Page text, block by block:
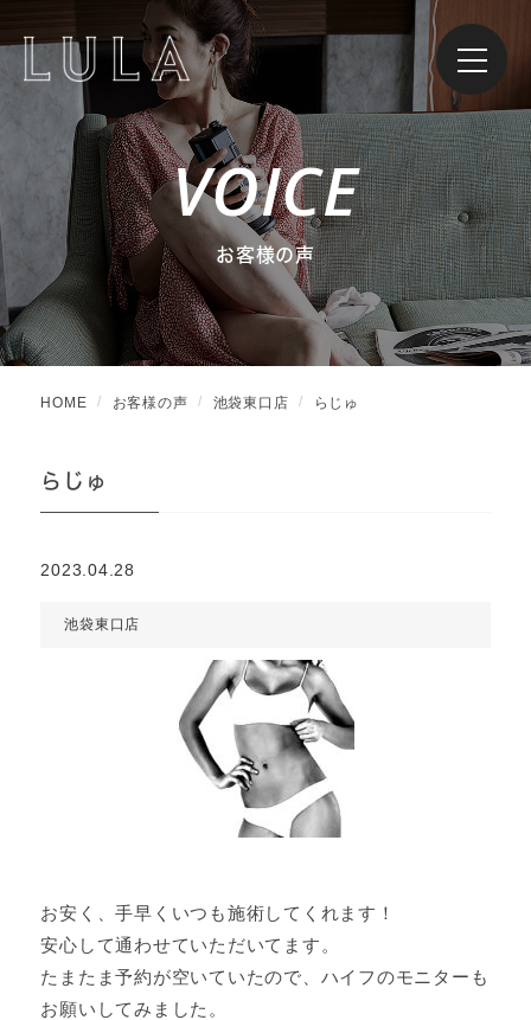
VOICE
お客様の声
HOME お客様の声 池袋東口店 らじゅ
らじゅ
2023.04.28
池袋東口店
お安く、手早くいつも施術してくれます！
安心して通わせていただいてます。
たまたま予約が空いていたので、ハイフのモニターも
お願いしてみました。